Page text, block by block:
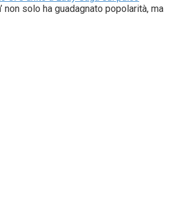
non solo ha guadagnato popolarità, ma